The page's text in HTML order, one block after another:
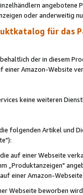
oder anderweitig
für das
der in diesem
einer Amazon-Website
keine weiteren
folgenden Artikel und
auf einer Webseite
„Produktanzeigen"
einer Amazon-
Webseite beworben